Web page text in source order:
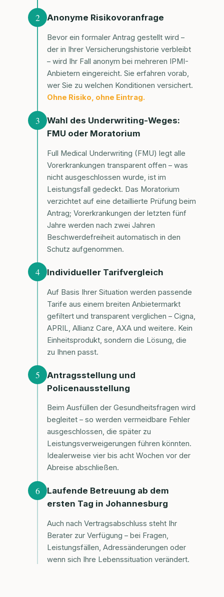
2 Anonyme Risikovoranfrage
Bevor ein formaler Antrag gestellt wird –
der in Ihrer Versicherungshistorie verbleibt
– wird Ihr Fall anonym bei mehreren IPMI-
Anbietern eingereicht. Sie erfahren vorab,
wer Sie zu welchen Konditionen versichert.
Ohne Risiko, ohne Eintrag.
3
Wahl des Underwriting-Weges:
FMU oder Moratorium
Full Medical Underwriting (FMU) legt alle
Vorerkrankungen transparent offen – was
nicht ausgeschlossen wurde, ist im
Leistungsfall gedeckt. Das Moratorium
verzichtet auf eine detaillierte Prüfung beim
Antrag; Vorerkrankungen der letzten fünf
Jahre werden nach zwei Jahren
Beschwerdefreiheit automatisch in den
Schutz aufgenommen.
4 Individueller Tarifvergleich
Auf Basis Ihrer Situation werden passende
Tarife aus einem breiten Anbietermarkt
gefiltert und transparent verglichen – Cigna,
APRIL, Allianz Care, AXA und weitere. Kein
Einheitsprodukt, sondern die Lösung, die
zu Ihnen passt.
5
Antragsstellung und
Policenausstellung
Beim Ausfüllen der Gesundheitsfragen wird
begleitet – so werden vermeidbare Fehler
ausgeschlossen, die später zu
Leistungsverweigerungen führen könnten.
Idealerweise vier bis acht Wochen vor der
Abreise abschließen.
6
Laufende Betreuung ab dem
ersten Tag in Johannesburg
Auch nach Vertragsabschluss steht Ihr
Berater zur Verfügung – bei Fragen,
Leistungsfällen, Adressänderungen oder
wenn sich Ihre Lebenssituation verändert.